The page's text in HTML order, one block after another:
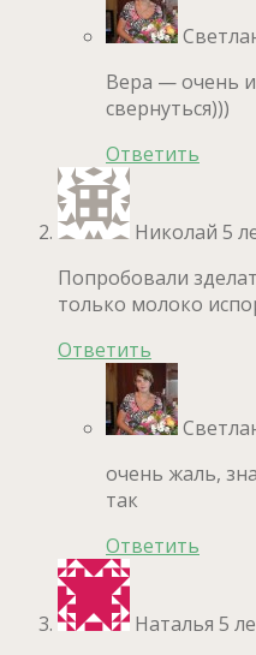
Вера — очень
свернуться)))
Ответить
Николай 5
Попробовали
только молоко
Ответить
очень жаль,
так
Ответить
Наталья 5